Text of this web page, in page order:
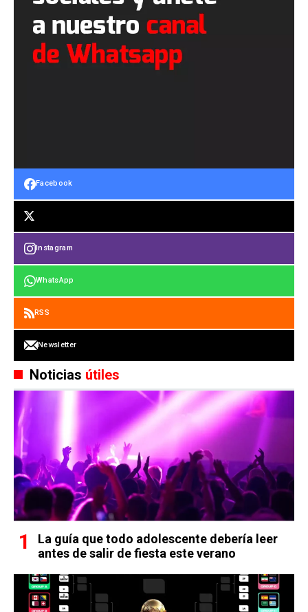
Facebook
Instagram
WhatsApp
RSS
Newsletter
Noticias útiles
La guía que todo adolescente debería leer
antes de salir de fiesta este verano